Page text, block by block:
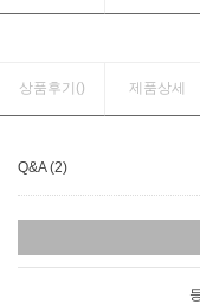
상품후기() 제품상세
Q&A (2)